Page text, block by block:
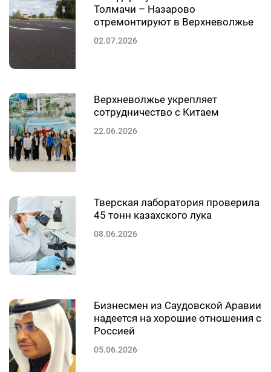
Толмачи – Назарово
отремонтируют в Верхневолжье
02.07.2026
Верхневолжье укрепляет
сотрудничество с Китаем
22.06.2026
Тверская лаборатория проверила
45 тонн казахского лука
08.06.2026
Бизнесмен из Саудовской Аравии
надеется на хорошие отношения с
Россией
05.06.2026